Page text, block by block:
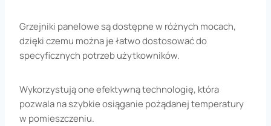
Grzejniki panelowe są dostępne w różnych mocach,
dzięki czemu można je łatwo dostosować do
specyficznych potrzeb użytkowników.
Wykorzystują one efektywną technologię, która
pozwala na szybkie osiąganie pożądanej temperatury
w pomieszczeniu.